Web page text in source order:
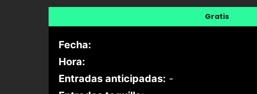
Gratis
Fecha:
Hora:
Entradas anticipadas: -